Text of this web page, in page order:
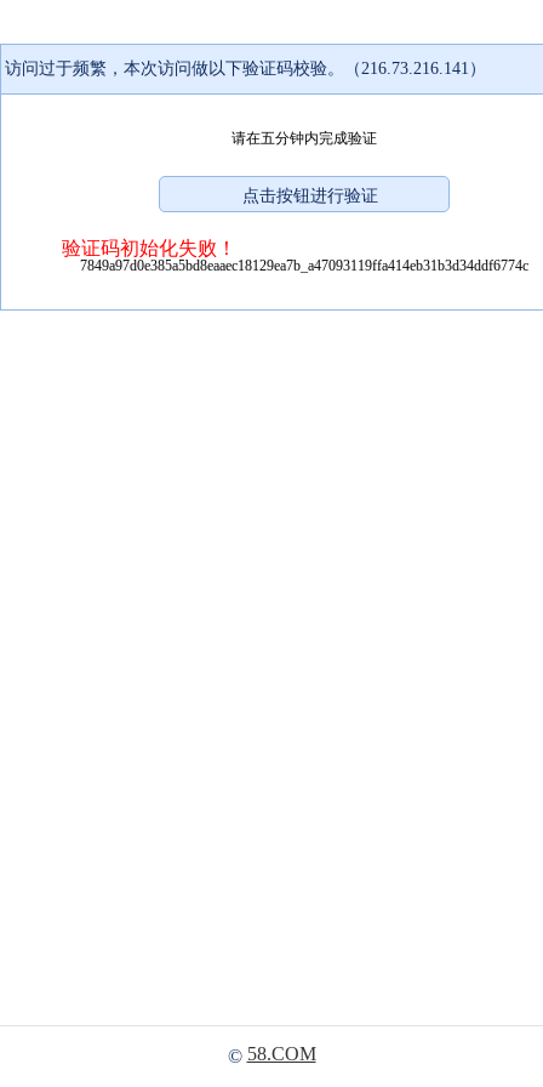
访问过于频繁，本次访问做以下验证码校验。（216.73.216.141）
请在五分钟内完成验证
验证码初始化失败！
7849a97d0e385a5bd8eaaec18129ea7b_a47093119ffa414eb31b3d34ddf6774c
© 58.COM